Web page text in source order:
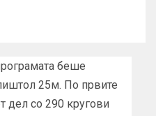
беше
25м. По првите
дел со 290 кругови